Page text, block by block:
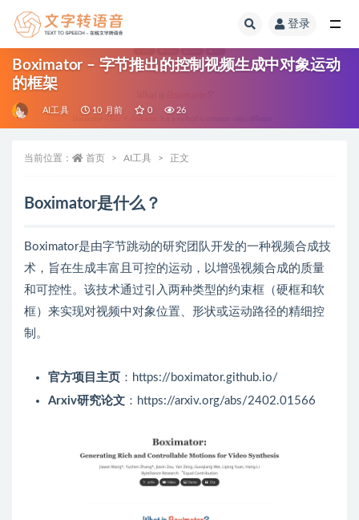
登录
Boximator – 字节推出的控制视频生成中对象运动
的框架
AI工具 10 月前 0 26
当前位置： 首页 AI工具 正文
Boximator是什么？
Boximator是由字节跳动的研究团队开发的一种视频合成技
术，旨在生成丰富且可控的运动，以增强视频合成的质量
和可控性。该技术通过引入两种类型的约束框（硬框和软
框）来实现对视频中对象位置、形状或运动路径的精细控
制。
官方项目主页 ：https://boximator.github.io/
Arxiv研究论文 ：https://arxiv.org/abs/2402.01566